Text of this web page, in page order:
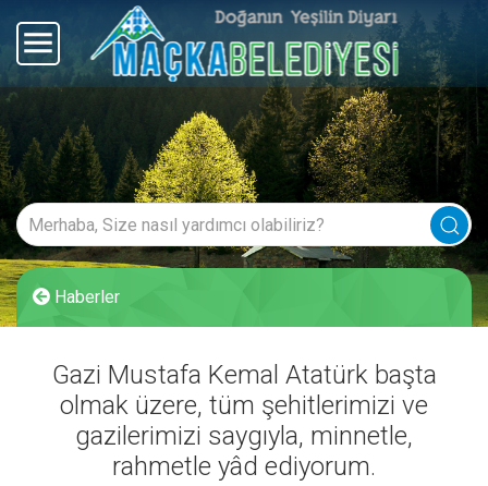
Haberler
Gazi Mustafa Kemal Atatürk başta
olmak üzere, tüm şehitlerimizi ve
gazilerimizi saygıyla, minnetle,
rahmetle yâd ediyorum.